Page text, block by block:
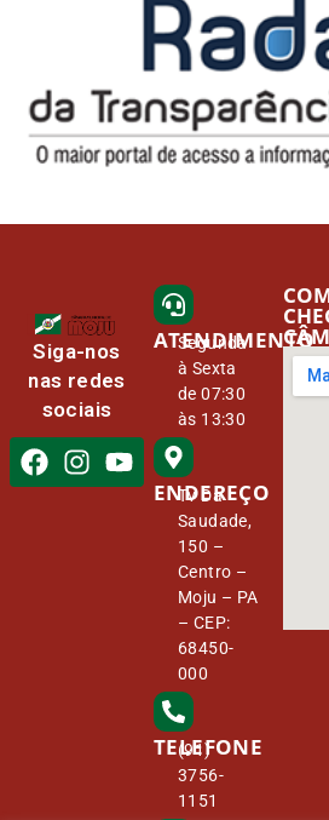
Siga-nos
nas redes
sociais
ATENDIMENTO
Segunda
à Sexta
de 07:30
às 13:30
ENDEREÇO
Tv Da
Saudade,
150 –
Centro –
Moju – PA
– CEP:
68450-
000
TELEFONE
(91)
3756-
1151